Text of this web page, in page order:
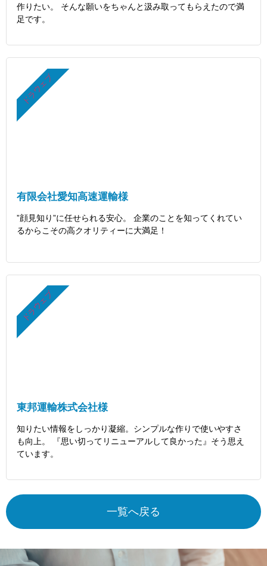
作りたい。 そんな願いをちゃんと汲み取ってもらえたので満
足です。
有限会社愛知高速運輸様
”顔見知り”に任せられる安心。 企業のことを知ってくれてい
るからこその高クオリティーに大満足！
ドラウェブ
東邦運輸株式会社様
知りたい情報をしっかり凝縮。シンプルな作りで使いやすさ
も向上。 『思い切ってリニューアルして良かった』そう思え
ています。
ドラウェブ
一覧へ戻る